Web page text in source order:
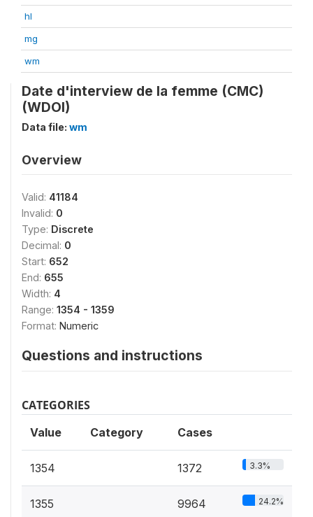
hl
mg
wm
Date d'interview de la femme (CMC)
(WDOI)
Data file: wm
Overview
Valid: 41184
Invalid: 0
Type: Discrete
Decimal: 0
Start: 652
End: 655
Width: 4
Range: 1354 - 1359
Format: Numeric
Questions and instructions
CATEGORIES
Value Category Cases
1354 1372 3.3%
1355 9964 24.2%